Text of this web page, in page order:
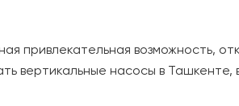
привлекательная возможность,
вертикальные насосы в Ташкенте,